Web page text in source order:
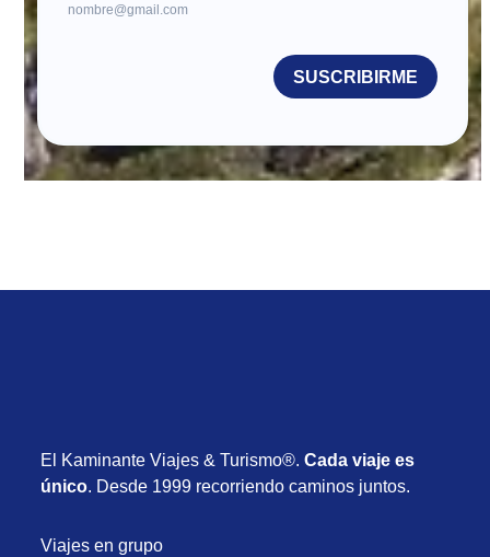
nombre@gmail.com
SUSCRIBIRME
El Kaminante Viajes & Turismo®.Cada viaje es
único. Desde 1999 recorriendo caminos juntos.
Viajes en grupo